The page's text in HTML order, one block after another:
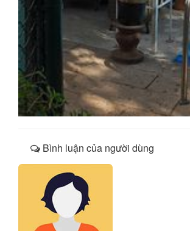
Bình luận của người dùng